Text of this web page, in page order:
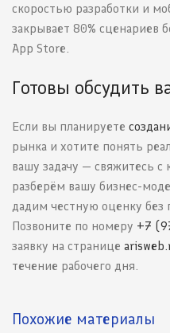
скоростью разработки и
закрывает 80% сценариев
App Store.
Готовы обсудить
Если вы планируете
рынка и хотите понять
вашу задачу — свяжитесь
разберём вашу бизнес-
дадим честную оценку
Позвоните по номеру +7
заявку на странице
течение рабочего дня.
Похожие материалы